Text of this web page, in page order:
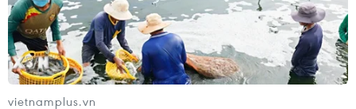
vietnamplus.vn